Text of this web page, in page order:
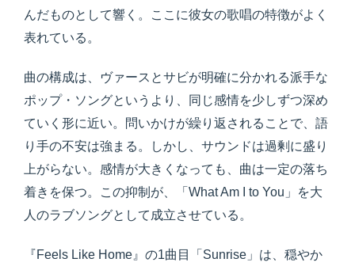
んだものとして響く。ここに彼女の歌唱の特徴がよく
表れている。
曲の構成は、ヴァースとサビが明確に分かれる派手な
ポップ・ソングというより、同じ感情を少しずつ深め
ていく形に近い。問いかけが繰り返されることで、語
り手の不安は強まる。しかし、サウンドは過剰に盛り
上がらない。感情が大きくなっても、曲は一定の落ち
着きを保つ。この抑制が、「What Am I to You」を大
人のラブソングとして成立させている。
『Feels Like Home』の1曲目「Sunrise」は、穏やか